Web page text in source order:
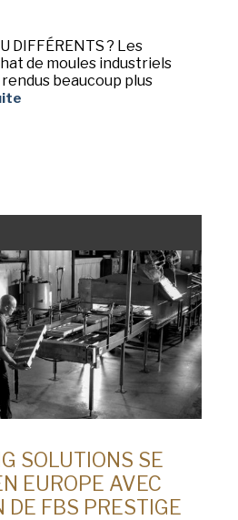
DIFFÉRENTS ? Les
de moules industriels
beaucoup plus
SOLUTIONS SE
EUROPE AVEC
DE FBS PRESTIGE